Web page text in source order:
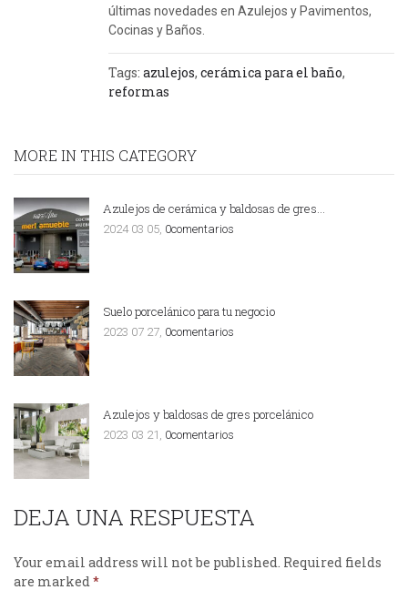
últimas novedades en Azulejos y Pavimentos,
Cocinas y Baños.
Tags: azulejos, cerámica para el baño,
reformas
MORE IN THIS CATEGORY
Azulejos de cerámica y baldosas de gres…
2024 03 05, 0comentarios
Suelo porcelánico para tu negocio
2023 07 27, 0comentarios
Azulejos y baldosas de gres porcelánico
2023 03 21, 0comentarios
DEJA UNA RESPUESTA
Your email address will not be published. Required fields
are marked